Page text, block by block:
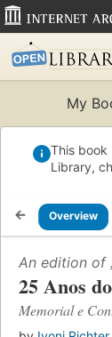
My
This book
Library,
Overview
An edition of
25 Anos
Memorial e